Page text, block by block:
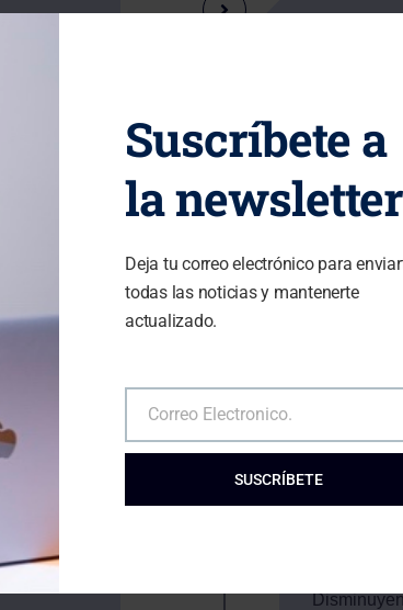
y
Los
aquellos
resultados.
la
Un mejor
del
Suscríbete a
la newsletter
Deja tu correo electrónico para
todas las noticias y mantenerte
actualizado.
Email
Correo Electronico.
SUSCRÍBETE